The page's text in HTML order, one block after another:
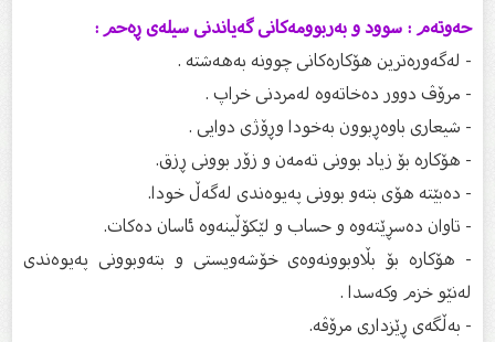
حەوتەم : سوود و بەربوومەکانی گەیاندنی سیلەی ڕەحم :
- لەگەورەترین هۆکارەکانی چوونە بەهەشتە .
- مرۆڤ دوور دەخاتەوە لەمردنی خراپ .
- شیعاری باوەڕبوون بەخودا وڕۆژی دوایی .
- هۆکارە بۆ زیاد بوونی تەمەن و زۆر بوونی ڕزق.
- دەبێتە هۆی بتەو بوونی پەیوەندی لەگەڵ خودا.
- تاوان دەسڕێتەوە و حساب و لێکۆڵینەوە ئاسان دەکات.
- هۆکارە بۆ بڵاوبوونەوەی خۆشەویستی و بتەوبوونی پەیوەندی
لەنێو خزم وکەسدا .
- بەڵگەی ڕێزداری مرۆڤە.